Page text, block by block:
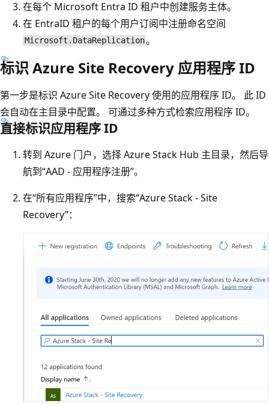
在每个 Microsoft Entra ID 租户中创建服务主体。
在 EntraID 租户的每个用户订阅中注册命名空间
Microsoft.DataReplication。
标识 Azure Site Recovery 应用程序 ID
第一步是标识 Azure Site Recovery 使用的应用程序 ID。 此 ID
会自动在主目录中配置。 可通过多种方式检索应用程序 ID。
直接标识应用程序 ID
转到 Azure 门户，选择 Azure Stack Hub 主目录，然后导
航到“AAD - 应用程序注册”。
在“所有应用程序”中，搜索“Azure Stack - Site
Recovery”：